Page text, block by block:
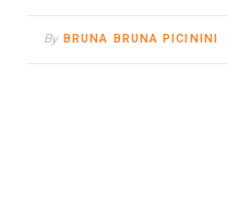
By BRUNA BRUNA PICININI